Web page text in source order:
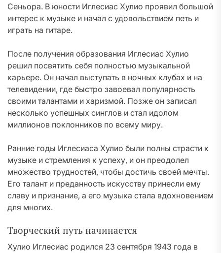
Сеньора. В юности Иглесиас Хулио проявил большой
интерес к музыке и начал с удовольствием петь и
играть на гитаре.
После получения образования Иглесиас Хулио
решил посвятить себя полностью музыкальной
карьере. Он начал выступать в ночных клубах и на
телевидении, где быстро завоевал популярность
своими талантами и харизмой. Позже он записал
несколько успешных синглов и стал идолом
миллионов поклонников по всему миру.
Ранние годы Иглесиаса Хулио были полны страсти к
музыке и стремления к успеху, и он преодолел
множество трудностей, чтобы достичь своей мечты.
Его талант и преданность искусству принесли ему
славу и признание, а его музыка стала вдохновением
для многих.
Творческий путь начинается
Хулио Иглесиас родился 23 сентября 1943 года в